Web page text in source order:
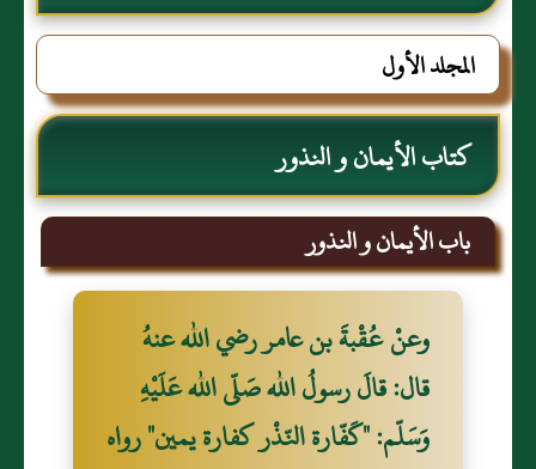
الصنعاني رحمه الله
المجلد الأول
كتاب الأيمان و النذور
باب الأيمان و النذور
وعنْ عُقْبةَ بن عامر رضي الله عنهُ
قال: قالَ رسولُ الله صَلّى الله عَلَيْهِ
وَسَلّم: "كَفّارة النّذْر كفارة يمين" رواه